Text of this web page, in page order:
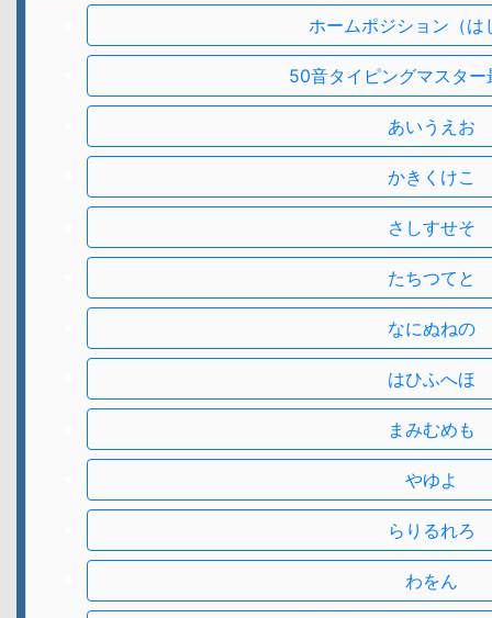
ホームポジション（は
50音タイピングマスター
あいうえお
かきくけこ
さしすせそ
たちつてと
なにぬねの
はひふへほ
まみむめも
やゆよ
らりるれろ
わをん